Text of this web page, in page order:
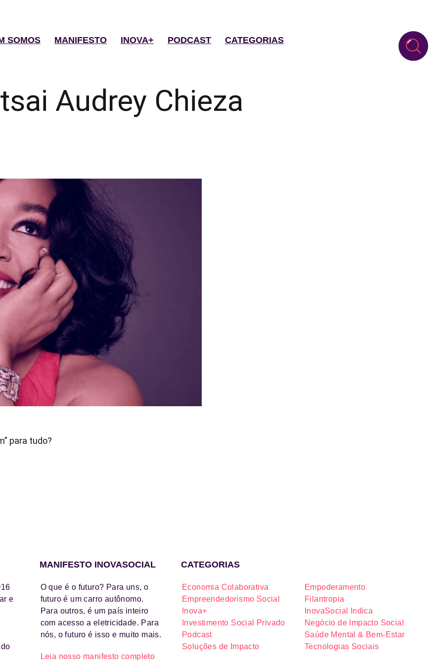
SOMOS MANIFESTO INOVA+ PODCAST CATEGORIAS
Audrey Chieza
para tudo?
e
MANIFESTO INOVASOCIAL
O que é o futuro? Para uns, o
futuro é um carro autônomo.
Para outros, é um país inteiro
com acesso a eletricidade. Para
nós, o futuro é isso e muito mais.
Leia nosso manifesto completo
CATEGORIAS
Economia Colaborativa
Empoderamento
Empreendedorismo Social
Filantropia
Inova+
InovaSocial Indica
Investimento Social Privado
Negócio de Impacto Social
Podcast
Saúde Mental & Bem-Estar
Soluções de Impacto
Tecnologias Sociais